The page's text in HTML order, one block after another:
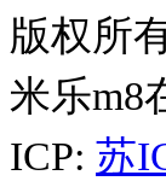
版权所
米乐m8
ICP: 苏